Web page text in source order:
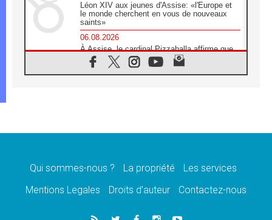
Léon XIV aux jeunes d'Assise: «l'Europe et
le monde cherchent en vous de nouveaux
saints»
06.08.2026
À Assise, le cardinal Pizzaballa affirme que
«les chrétiens veulent la paix»
06.08.2026
message de paix et de dignité humaine»
«La visite du Pape en Uruguay renforcera
05.08.2026
Qui sommes-nous ? La propriété
Les services
Mentions Legales
Droits d’auteur Contactez-nous